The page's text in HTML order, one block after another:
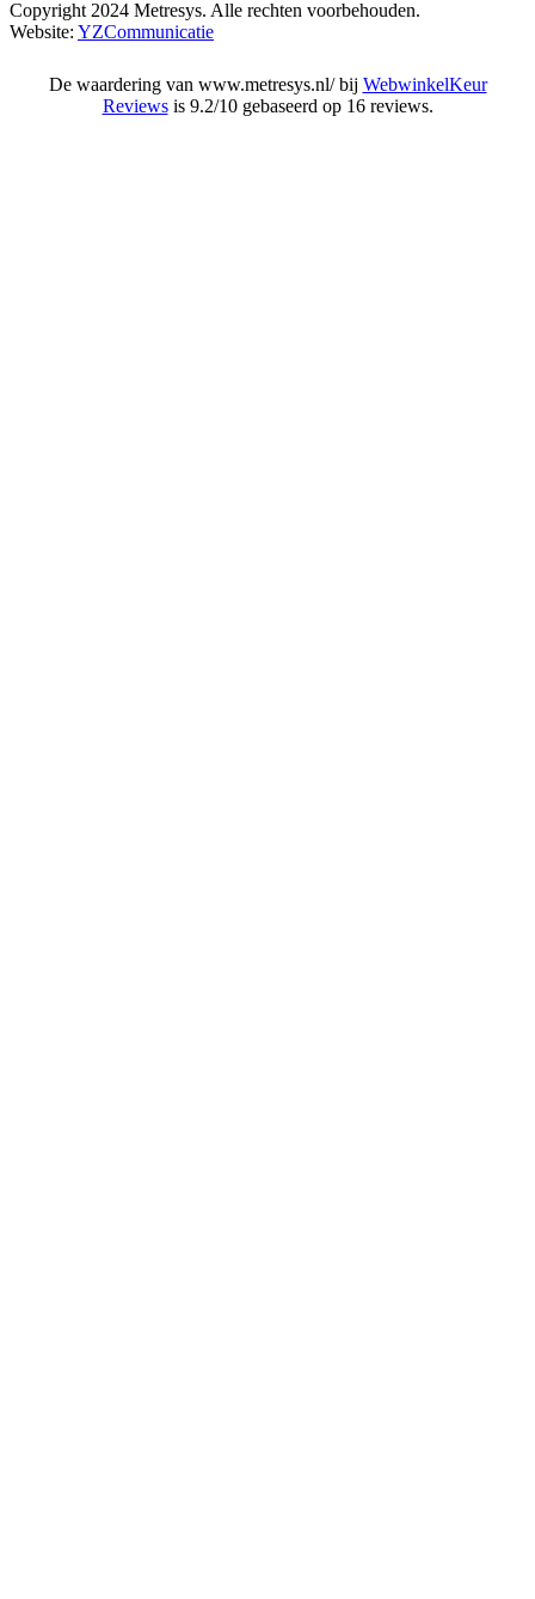
Copyright 2024 Metresys. Alle rechten voorbehouden.
Website: YZCommunicatie
De waardering van www.metresys.nl/ bij WebwinkelKeur
Reviewsis 9.2/10 gebaseerd op 16 reviews.